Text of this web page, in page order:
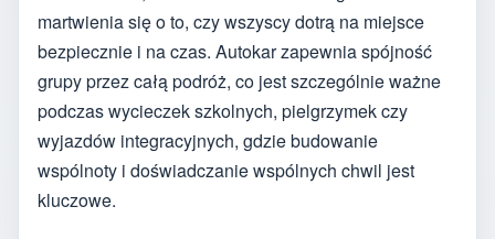
martwienia się o to, czy wszyscy dotrą na miejsce
bezpiecznie i na czas. Autokar zapewnia spójność
grupy przez całą podróż, co jest szczególnie ważne
podczas wycieczek szkolnych, pielgrzymek czy
wyjazdów integracyjnych, gdzie budowanie
wspólnoty i doświadczanie wspólnych chwil jest
kluczowe.